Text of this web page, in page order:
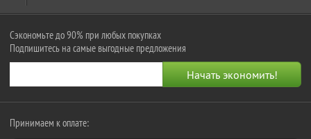
Сэкономьте до 90% при любых покупках
Подпишитесь на самые выгодные предложения
Принимаем к оплате: